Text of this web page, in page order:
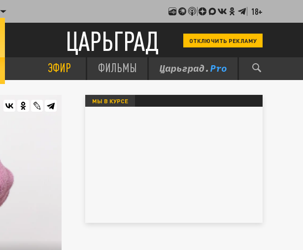
18+
ЦАРЬГРАД ОТКЛЮЧИТЬ РЕКЛАМУ
ЭФИР ФИЛЬМЫ
МЫ В КУРСЕ